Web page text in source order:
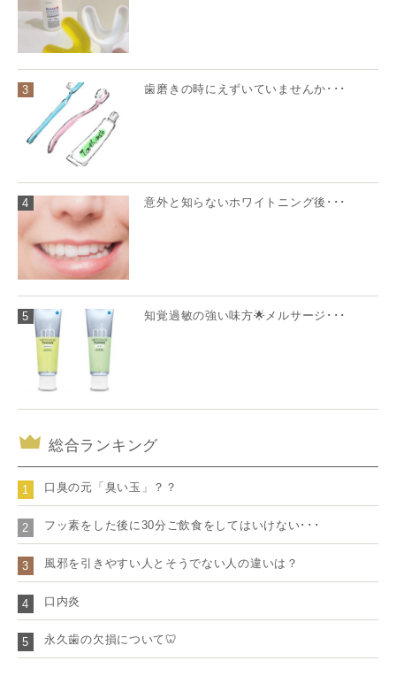
3 歯磨きの時にえずいていませんか･･･
4 意外と知らないホワイトニング後･･･
5 知覚過敏の強い味方🌟メルサージ･･･
総合ランキング
1 口臭の元「臭い玉」？？
2 フッ素をした後に30分ご飲食をしてはいけない･･･
3 風邪を引きやすい人とそうでない人の違いは？
4 口内炎
5 永久歯の欠損について🦷